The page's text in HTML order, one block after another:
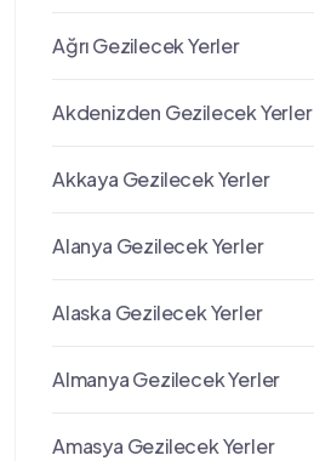
Ağrı Gezilecek Yerler
Akdenizden Gezilecek Yerler
Akkaya Gezilecek Yerler
Alanya Gezilecek Yerler
Alaska Gezilecek Yerler
Almanya Gezilecek Yerler
Amasya Gezilecek Yerler